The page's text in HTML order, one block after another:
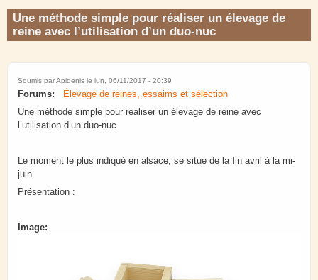
Une méthode simple pour réaliser un élevage de
reine avec l’utilisation d’un duo-nuc
Soumis parApidenis le lun, 06/11/2017 - 20:39
Forums:
Élevage de reines, essaims et sélection
Une méthode simple pour réaliser un élevage de reine avec
l’utilisation d’un duo-nuc.
Le moment le plus indiqué en alsace, se situe de la fin avril à la mi-
juin.
Présentation :
Image: